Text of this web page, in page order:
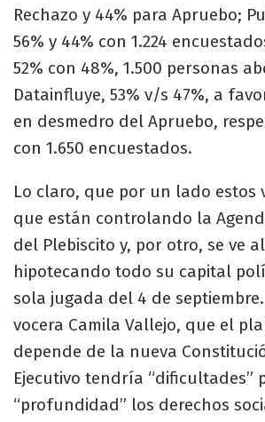
Rechazo y 44% para Apruebo;
56% y 44% con 1.224
52% con 48%, 1.500 personas
Datainfluye, 53% v/s 47%, a
en desmedro del Apruebo,
con 1.650 encuestados.
Lo claro, que por un lado estos
que están controlando la
del Plebiscito y, por otro, se ve
hipotecando todo su capital
sola jugada del 4 de
vocera Camila Vallejo, que el
depende de la nueva
Ejecutivo tendría “dificultades”
“profundidad” los derechos